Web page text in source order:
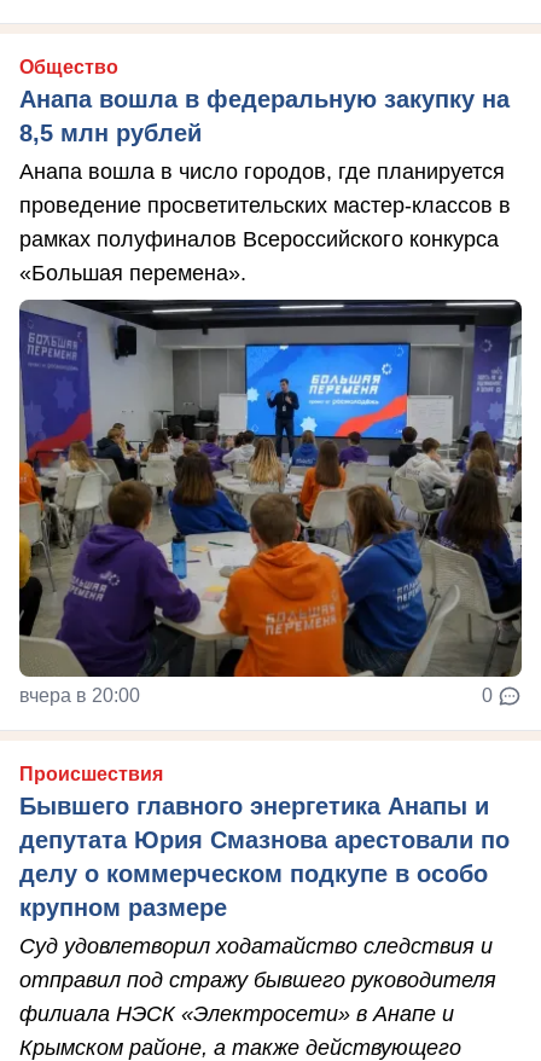
Общество
Анапа вошла в федеральную закупку на
8,5 млн рублей
Анапа вошла в число городов, где планируется
проведение просветительских мастер-классов в
рамках полуфиналов Всероссийского конкурса
«Большая перемена».
вчера в 20:00 0
Происшествия
Бывшего главного энергетика Анапы и
депутата Юрия Смазнова арестовали по
делу о коммерческом подкупе в особо
крупном размере
Суд удовлетворил ходатайство следствия и
отправил под стражу бывшего руководителя
филиала НЭСК «Электросети» в Анапе и
Крымском районе, а также действующего